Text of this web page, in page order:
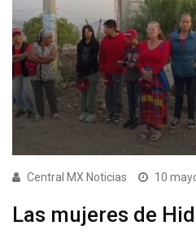
Central MX Noticias 10
Las mujeres de